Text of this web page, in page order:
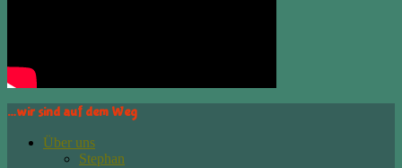
…wir sind auf dem Weg
Über uns
Stephan